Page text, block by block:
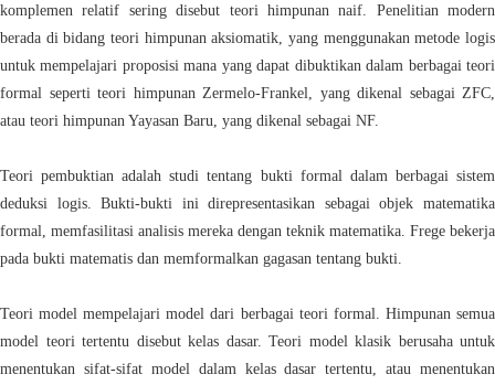
komplemen relatif sering disebut teori himpunan naif. Penelitian modern
berada di bidang teori himpunan aksiomatik, yang menggunakan metode logis
untuk mempelajari proposisi mana yang dapat dibuktikan dalam berbagai teori
formal seperti teori himpunan Zermelo-Frankel, yang dikenal sebagai ZFC,
atau teori himpunan Yayasan Baru, yang dikenal sebagai NF.
Teori pembuktian adalah studi tentang bukti formal dalam berbagai sistem
deduksi logis. Bukti-bukti ini direpresentasikan sebagai objek matematika
formal, memfasilitasi analisis mereka dengan teknik matematika. Frege bekerja
pada bukti matematis dan memformalkan gagasan tentang bukti.
Teori model mempelajari model dari berbagai teori formal. Himpunan semua
model teori tertentu disebut kelas dasar. Teori model klasik berusaha untuk
menentukan sifat-sifat model dalam kelas dasar tertentu, atau menentukan